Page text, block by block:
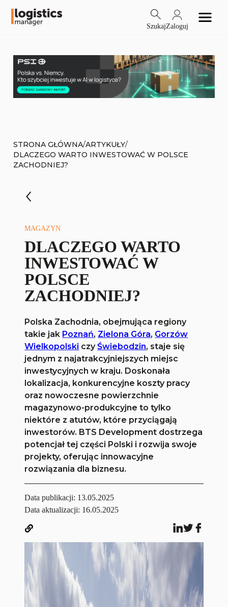
SzukajZaloguj
STRONA GŁÓWNA/ARTYKUŁY/
DLACZEGO WARTO INWESTOWAĆ W POLSCE
ZACHODNIEJ?
MAGAZYN
DLACZEGO WARTO
INWESTOWAĆ W
POLSCE
ZACHODNIEJ?
Polska Zachodnia, obejmująca regiony
takie jak Poznań, Zielona Góra, Gorzów
Wielkopolski czyŚwiebodzin, staje się
jednym z najatrakcyjniejszych miejsc
inwestycyjnych w kraju. Doskonała
lokalizacja, konkurencyjne koszty pracy
oraz nowoczesne powierzchnie
magazynowo-produkcyjne to tylko
niektóre z atutów, które przyciągają
inwestorów. BTS Development dostrzega
potencjał tej części Polski i rozwija swoje
projekty, oferując innowacyjne
rozwiązania dla biznesu.
Data publikacji: 13.05.2025
Data aktualizacji: 16.05.2025